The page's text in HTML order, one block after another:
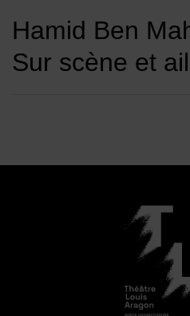
Hamid Ben
Sur scène et